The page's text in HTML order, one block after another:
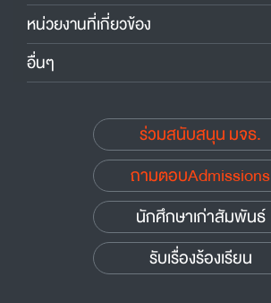
หน่วยงานที่เกี่ยวข้อง
อื่นๆ
ร่วมสนับสนุน มจธ.
ถามตอบAdmissions
นักศึกษาเก่าสัมพันธ์
รับเรื่องร้องเรียน